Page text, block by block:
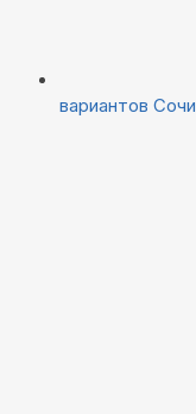
вариантов Сочи